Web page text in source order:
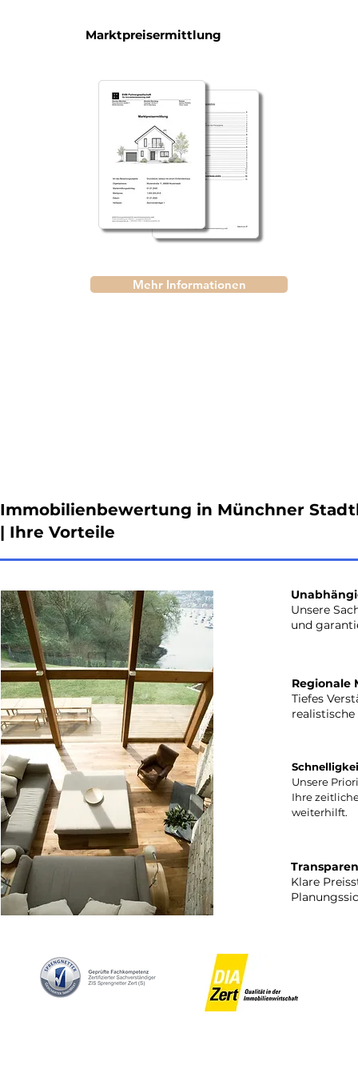
Marktpreisermittlung
Mehr Informationen
Immobilienbewertung in Münchner
| Ihre Vorteile
Unsere
und
Regionale
Tiefes
Unsere
Ihre
weiterhilft.
Klare